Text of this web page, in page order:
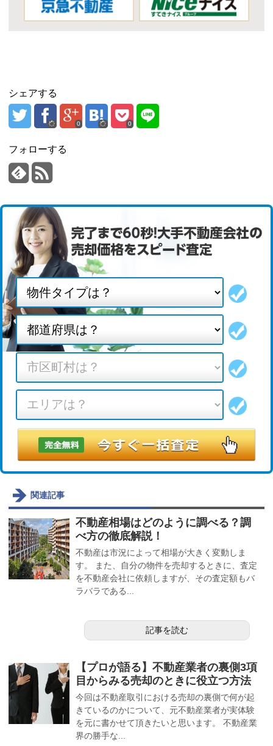
シェアする
0 0
フォローする
関連記事
不動産相場はどのように調べる？調
べ方の徹底解説！
不動産は市況によって相場が大きく変動しま
す。 また、自分の物件を売却するときに、査定
を不動産会社に依頼しますが、その査定額もバ
ラバラである...
記事を読む
【プロが語る】不動産業者の裏側3項
目からみる売却のときに役立つ方法
今回は不動産取引における売却の裏側で何が起
きているのかについて、元不動産業者が実体験
を元に書かせて頂きたいと思います。 不動産業
界の勝手な...